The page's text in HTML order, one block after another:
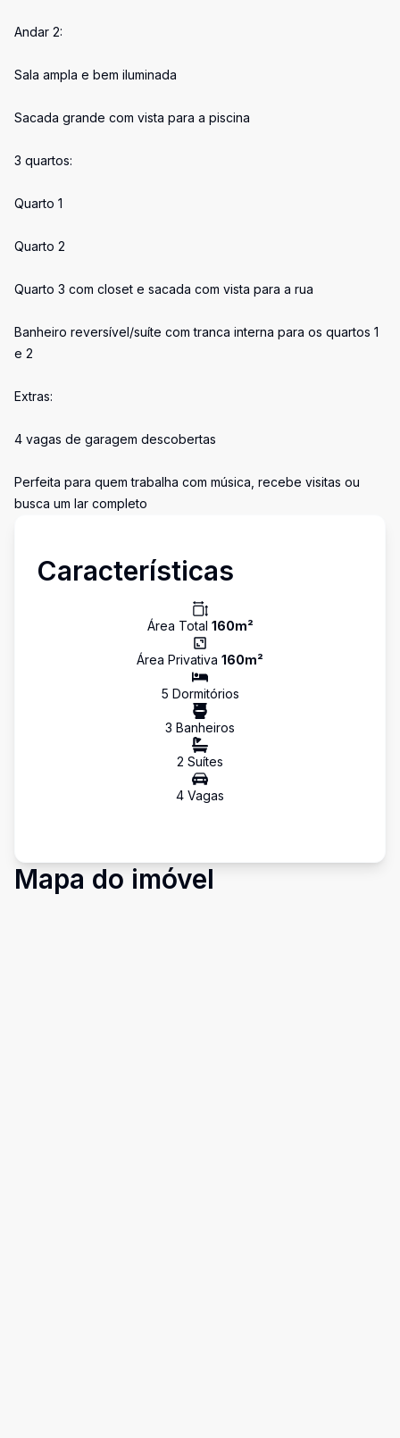
Andar 2:
Sala ampla e bem iluminada
Sacada grande com vista para a piscina
3 quartos:
Quarto 1
Quarto 2
Quarto 3 com closet e sacada com vista para a rua
Banheiro reversível/suíte com tranca interna para os quartos 1
e 2
Extras:
4 vagas de garagem descobertas
Perfeita para quem trabalha com música, recebe visitas ou
busca um lar completo
Características
Área Total 160m²
Área Privativa 160m²
5 Dormitórios
3 Banheiros
2 Suítes
4 Vagas
Mapa do imóvel